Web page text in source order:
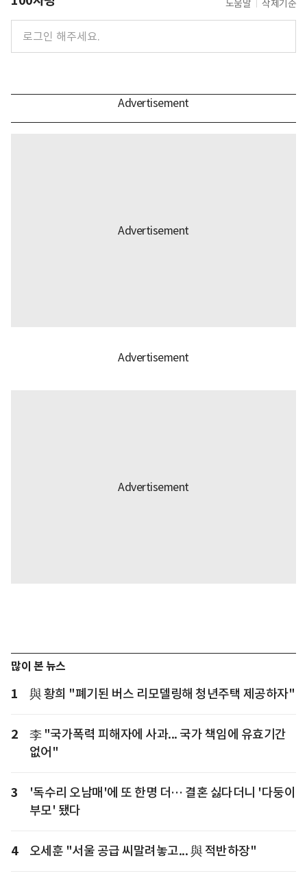
도움말 삭제기준
많이 본 뉴스
1 與 황희 "폐기된 버스 리모델링해 청년주택 제공하자"
2
李 "국가폭력 피해자에 사과... 국가 책임에 유효기간
없어"
3
'독수리 오남매'에 또 한명 더… 결혼 싫다더니 '다둥이
부모' 됐다
4 오세훈 "서울 공급 씨말려놓고... 與 적반하장"